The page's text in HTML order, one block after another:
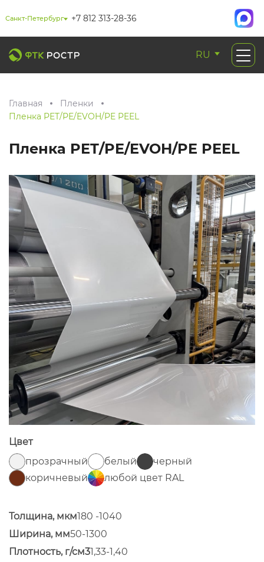
Санкт-Петербург +7 812 313-28-36
RU
Главная
Пленки
Пленка PET/PE/EVOH/PE PEEL
Пленка PET/PE/EVOH/PE PEEL
Цвет
прозрачный
белый
черный
коричневый
любой цвет RAL
Толщина, мкм180 -1040
Ширина, мм50-1300
Плотность, г/см31,33-1,40